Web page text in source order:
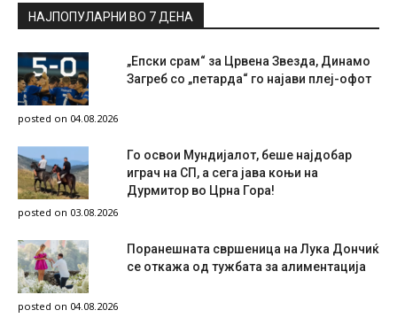
НАЈПОПУЛАРНИ ВО 7 ДЕНА
„Епски срам“ за Црвена Звезда, Динамо
Загреб со „петарда“ го најави плеј-офот
posted on 04.08.2026
Го освои Мундијалот, беше најдобар
играч на СП, а сега јава коњи на
Дурмитор во Црна Гора!
posted on 03.08.2026
Поранешната свршеница на Лука Дончиќ
се откажа од тужбата за алиментација
posted on 04.08.2026